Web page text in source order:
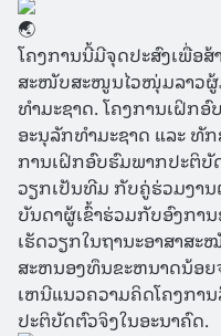
ໂຄງການນີ້ມີຈຸດປະສົງເພື່ອສ້
ສະໜັບສະໜູນໄວໜຸ່ມລາວຜູ້
ທຳມະຊາດ. ໂຄງການເຝິກ
ອະນຸລັກທໍາມະຊາດ ແລະ ທັ
ການເຝິກອົບຮົມພາກປະຕິບັ
ວຽກເປັນທີມ ກັບຄູ່ຮ່ວມງານ
ບັນດາຜູ້ເຂົ້າຮ່ວມກັບອົງກາ
ເຮັດວຽກໃນຖານະອາສາສ
ສະຫນອງທຶນຂະຫນາດນ້ອຍ
ເຫນີແນວຄວາມຄິດໂຄງກາ
ປະຕິບັດຕົວຈິງໃນອະນາຄົດ.